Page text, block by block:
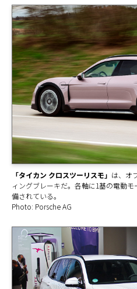
「タイカン クロスツーリスモ」 は、オ
ィングブレーキだ。各軸に1基の電動
備されている。
Photo: Porsche AG